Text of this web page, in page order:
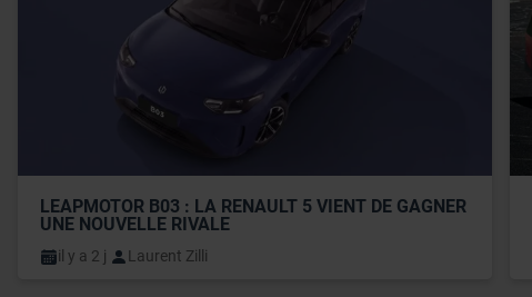
LEAPMOTOR B03 : LA RENAULT 5 VIENT DE GAGNER
UNE NOUVELLE RIVALE
il y a 2 j Laurent Zilli